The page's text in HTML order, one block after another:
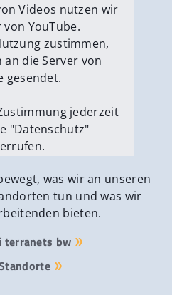
erlauben
Videos nutzen wir
von YouTube.
zustimmen,
die Server von
gesendet.
jederzeit
"Datenschutz"
erlauben
was wir an unseren
tun und was wir
bieten.
terranets bw